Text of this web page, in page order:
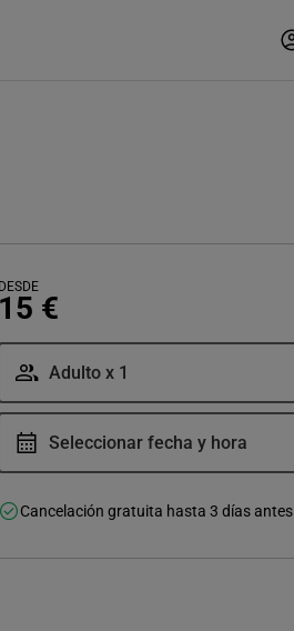
DESDE
15 €
Adulto x 1
Seleccionar fecha y hora
Cancelación gratuita hasta 3 días antes